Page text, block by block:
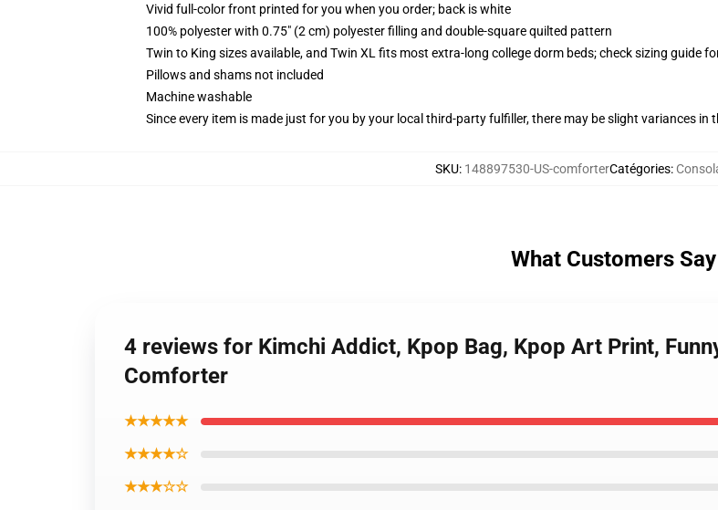
Vivid full-color front printed for you when you order; back is white
100% polyester with 0.75" (2 cm) polyester filling and double-square quilted pattern
Twin to King sizes available, and Twin XL fits most extra-long college dorm beds; check sizing guide
Pillows and shams not included
Machine washable
Since every item is made just for you by your local third-party fulfiller, there may be slight variances in
SKU: 148897530-US-comforterCatégories:
What Customers Say
4 reviews for Kimchi Addict, Kpop Bag, Kpop Art Print,
Comforter
★★★★★
★★★★☆
★★★☆☆